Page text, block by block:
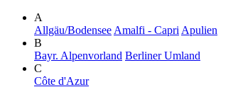
A
Allgäu/Bodensee Amalfi - Capri Apulien
B
Bayr. Alpenvorland Berliner Umland
C
Côte d'Azur